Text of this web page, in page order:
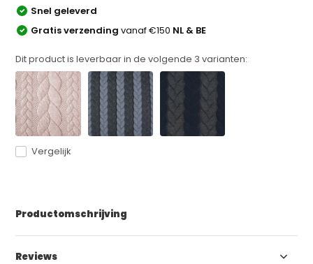
Snel geleverd
Gratis verzendingvanaf €150 NL & BE
Dit product is leverbaar in de volgende 3 varianten:
Vergelijk
Productomschrijving
Reviews